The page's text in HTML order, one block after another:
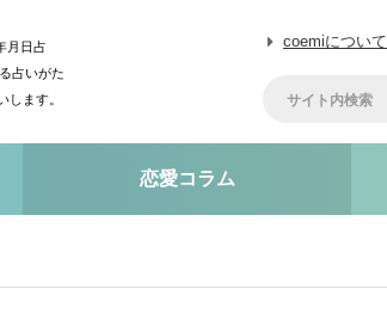
月日占
占いがた
します。
coemiについて
恋愛コラム